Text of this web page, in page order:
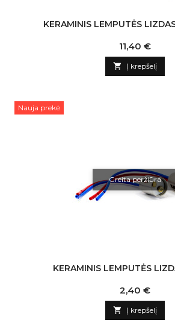
KERAMINIS LEMPUTĖS
Kaina
11,40 €
 Į krepšelį
Nauja prekė
Greita peržiūra
KERAMINIS LEMPUTĖS
Kaina
2,40 €
 Į krepšelį